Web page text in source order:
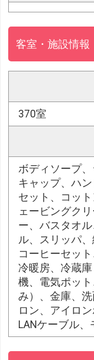
客室・施設情報
370室
ボディソープ
キャップ、ハ
セット、コッ
ェービングク
ー、バスタオ
ル、スリッパ
コーヒーセッ
冷暖房、冷蔵
機、電気ポッ
み）、金庫、
ロン、アイロ
LANケーブル